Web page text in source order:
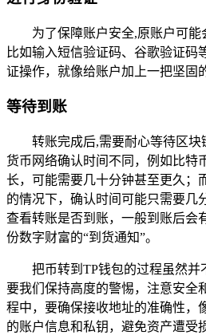
为了保障账户安全,原账户可能
比如输入短信验证码、谷歌验证码
证操作，就像给账户加上一把坚固
等待到账
转账完成后,需要耐心等待区
货币网络确认时间不同，例如比特
长，可能需要几十分钟甚至更久；
的情况下，确认时间可能只需要几
查看转账是否到账，一般到账后会
份数字财富的“到货通知”。
把币转到TP钱包的过程虽然并
要我们保持高度的警惕，注意安全
程中，要确保接收地址的准确性，
的账户信息和私钥，避免资产遭受